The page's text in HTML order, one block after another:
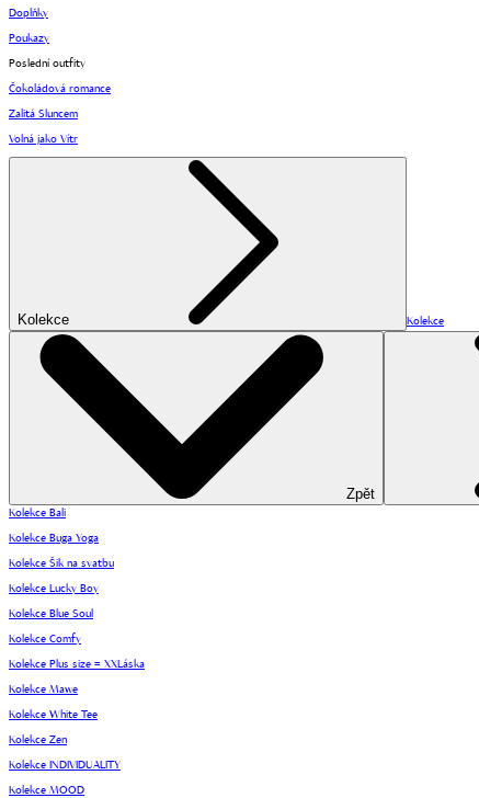
Doplňky
Poukazy
Poslední outfity
Čokoládová romance
Zalitá Sluncem
Volná jako Vítr
Kolekce Kolekce
Zpět
Kolekce Bali
Kolekce Buga Yoga
Kolekce Šik na svatbu
Kolekce Lucky Boy
Kolekce Blue Soul
Kolekce Comfy
Kolekce Plus size = XXLáska
Kolekce Mawe
Kolekce White Tee
Kolekce Zen
Kolekce INDIVIDUALITY
Kolekce MOOD